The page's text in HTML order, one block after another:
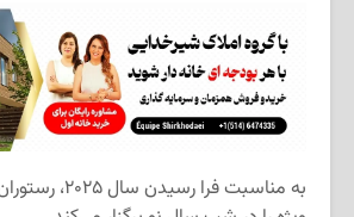
به مناسبت فرا